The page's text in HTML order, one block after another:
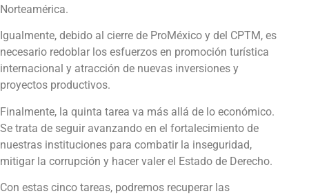
Norteamérica.
Igualmente, debido al cierre de ProMéxico y del CPTM, es
necesario redoblar los esfuerzos en promoción turística
internacional y atracción de nuevas inversiones y
proyectos productivos.
Finalmente, la quinta tarea va más allá de lo económico.
Se trata de seguir avanzando en el fortalecimiento de
nuestras instituciones para combatir la inseguridad,
mitigar la corrupción y hacer valer el Estado de Derecho.
Con estas cinco tareas, podremos recuperar las